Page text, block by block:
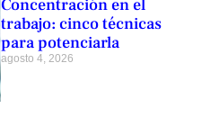
Concentración en el
trabajo: cinco técnicas
para potenciarla
agosto 4, 2026